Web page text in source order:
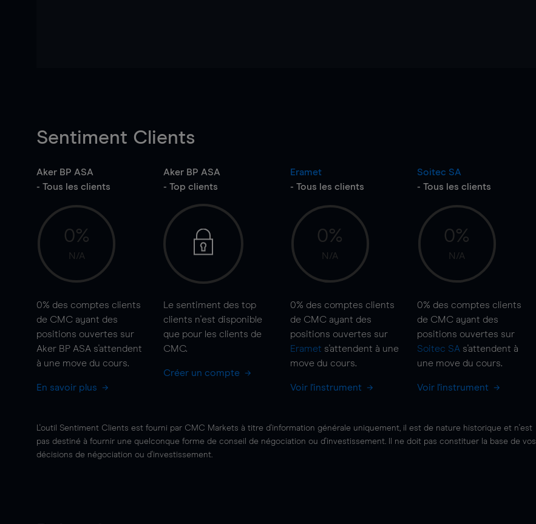
Sentiment Clients
Aker BP ASA
- Tous les clients
0%
N/A
0% des comptes clients
de CMC ayant des
positions ouvertes sur
Aker BP ASA s'attendent
à une move du cours.
En savoir plus
Aker BP ASA
- Top clients
Le sentiment des top
clients n'est disponible
que pour les clients de
CMC.
Créer un compte
Eramet
- Tous les clients
0%
N/A
0% des comptes clients
de CMC ayant des
positions ouvertes sur
Eramet s'attendent à une
move du cours.
Voir l'instrument
Soitec SA
- Tous les clients
0%
N/A
0% des comptes clients
de CMC ayant des
positions ouvertes sur
Soitec SA s'attendent à
une move du cours.
Voir l'instrument
L'outil Sentiment Clients est fourni par CMC Markets à titre d'information générale uniquement, il est de nature historique et n'est
pas destiné à fournir une quelconque forme de conseil de négociation ou d'investissement. Il ne doit pas constituer la base de vos
décisions de négociation ou d'investissement.